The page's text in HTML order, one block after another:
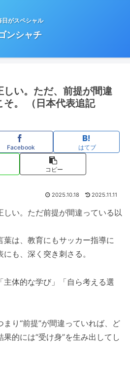
日がスペシャル
ンシャチ
しい。ただ、前提が間違
そ。 （日本代表追記
Facebook はてブ
コピー
2025.10.18 2025.11.11
しい。ただ前提が間違っている以
葉は、教育にもサッカー指導に
も、深く突き刺さる。
主体的な学び」「自ら考える選
り“前提”が間違っていれば、ど
的には“受け身”を生み出してし